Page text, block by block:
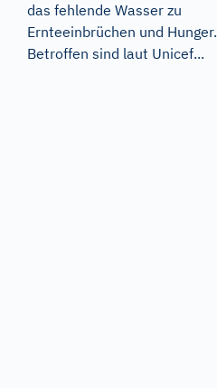
das fehlende Wasser zu
Ernteeinbrüchen und Hunger.
Betroffen sind laut Unicef...